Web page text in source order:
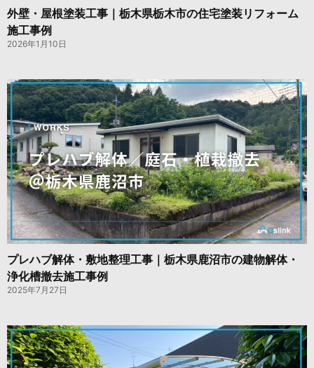
外壁・屋根塗装工事｜栃木県栃木市の住宅塗装リフォーム
施工事例
2026年1月10日
プレハブ解体・敷地整理工事｜栃木県鹿沼市の建物解体・
浄化槽撤去施工事例
2025年7月27日